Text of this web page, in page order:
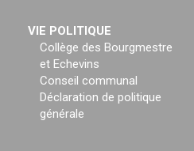
VIE POLITIQUE
Collège des Bourgmestre
et Echevins
Conseil communal
Déclaration de politique
générale